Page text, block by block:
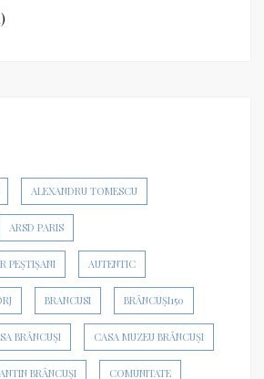
ALEXANDRU TOMESCU
ARSD PARIS
PEȘTIȘANI AUTENTIC
BRANCUSI BRÂNCUȘI150
BRÂNCUȘI CASA MUZEU BRÂNCUȘI
BRÂNCUȘI COMUNITATE